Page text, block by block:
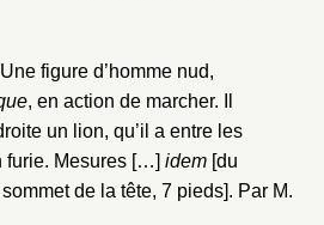
figure d’homme nud,
, en action de marcher. Il
un lion, qu’il a entre les
furie. Mesures […] idem [du
de la tête, 7 pieds]. Par M.